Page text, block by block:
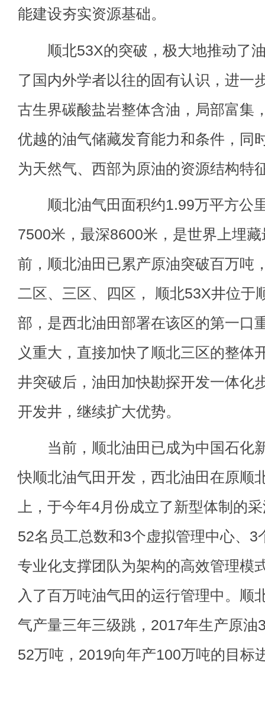
能建设夯实资源基础。
顺北53X的突破，极大地推动了油
了国内外学者以往的固有认识，进一
古生界碳酸盐岩整体含油，局部富集
优越的油气储藏发育能力和条件，同
为天然气、西部为原油的资源结构特
顺北油气田面积约1.99万平方公
7500米，最深8600米，是世界上埋
前，顺北油田已累产原油突破百万吨
二区、三区、四区， 顺北53X井位于
部，是西北油田部署在该区的第一口
义重大，直接加快了顺北三区的整体
井突破后，油田加快勘探开发一体化
开发井，继续扩大优势。
当前，顺北油田已成为中国石化
快顺北油气田开发，西北油田在原顺
上，于今年4月份成立了新型体制的
52名员工总数和3个虚拟管理中心、3
专业化支撑团队为架构的高效管理模
入了百万吨油气田的运行管理中。顺
气产量三年三级跳，2017年生产原油
52万吨，2019向年产100万吨的目标